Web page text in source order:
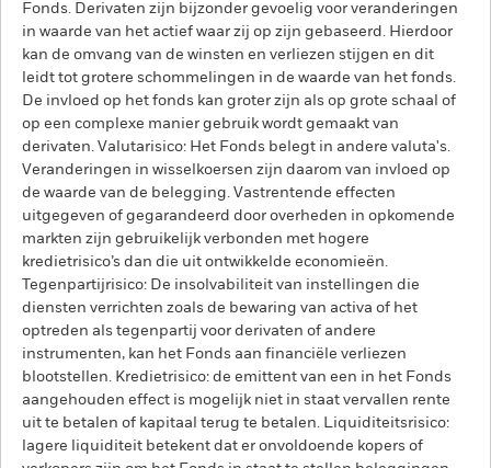
Fonds. Derivaten zijn bijzonder gevoelig voor veranderingen
in waarde van het actief waar zij op zijn gebaseerd. Hierdoor
kan de omvang van de winsten en verliezen stijgen en dit
leidt tot grotere schommelingen in de waarde van het fonds.
De invloed op het fonds kan groter zijn als op grote schaal of
op een complexe manier gebruik wordt gemaakt van
derivaten. Valutarisico: Het Fonds belegt in andere valuta's.
Veranderingen in wisselkoersen zijn daarom van invloed op
de waarde van de belegging. Vastrentende effecten
uitgegeven of gegarandeerd door overheden in opkomende
markten zijn gebruikelijk verbonden met hogere
kredietrisico’s dan die uit ontwikkelde economieën.
Tegenpartijrisico: De insolvabiliteit van instellingen die
diensten verrichten zoals de bewaring van activa of het
optreden als tegenpartij voor derivaten of andere
instrumenten, kan het Fonds aan financiële verliezen
blootstellen. Kredietrisico: de emittent van een in het Fonds
aangehouden effect is mogelijk niet in staat vervallen rente
uit te betalen of kapitaal terug te betalen. Liquiditeitsrisico:
lagere liquiditeit betekent dat er onvoldoende kopers of